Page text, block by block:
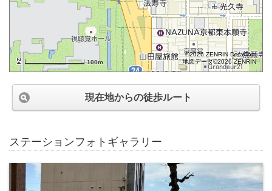
100m
©2026 ZENRIN DataCom
地図データ©2026 ZENRIN
現在地からの徒歩ルート
ステーションフォトギャラリー